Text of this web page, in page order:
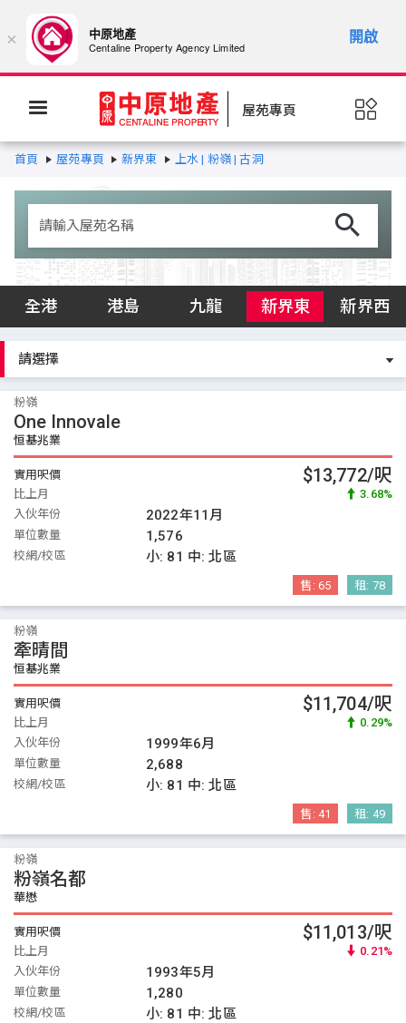
屋苑專頁
首頁 屋苑專頁 新界東 上水 | 粉嶺 | 古洞
全港 港島 九龍 新界東 新界西
粉嶺
One Innovale
恒基兆業
實用呎價 $13,772/呎
比上月
3.68%
入伙年份
2022年11月
單位數量 1,576
校網/校區 小: 81 中:北區
售: 65 租: 78
粉嶺
牽晴間
恒基兆業
實用呎價 $11,704/呎
比上月
0.29%
入伙年份
1999年6月
單位數量 2,688
校網/校區 小: 81 中:北區
售: 41 租: 49
粉嶺
粉嶺名都
華懋
實用呎價 $11,013/呎
比上月
0.21%
入伙年份
1993年5月
單位數量 1,280
校網/校區 小: 81 中:北區
× 中原地產
Centaline Property Agency Limited
開啟